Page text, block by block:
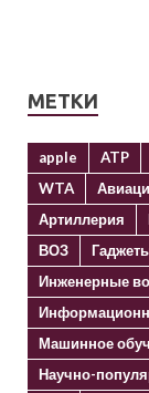
МЕТКИ
apple ATP
WTA
Артиллерия
ВОЗ
Инженерные
Машинное
Научно-